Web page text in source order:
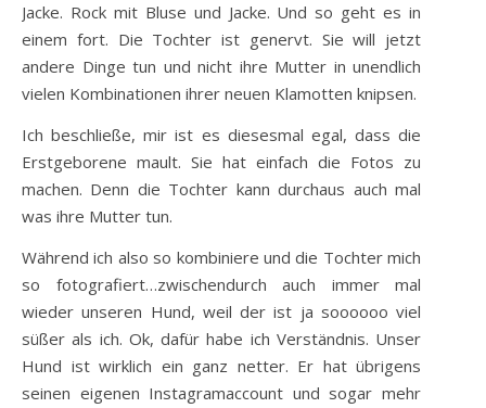
Jacke. Rock mit Bluse und Jacke. Und so geht es in
einem fort. Die Tochter ist genervt. Sie will jetzt
andere Dinge tun und nicht ihre Mutter in unendlich
vielen Kombinationen ihrer neuen Klamotten knipsen.
Ich beschließe, mir ist es diesesmal egal, dass die
Erstgeborene mault. Sie hat einfach die Fotos zu
machen. Denn die Tochter kann durchaus auch mal
was ihre Mutter tun.
Während ich also so kombiniere und die Tochter mich
so fotografiert…zwischendurch auch immer mal
wieder unseren Hund, weil der ist ja soooooo viel
süßer als ich. Ok, dafür habe ich Verständnis. Unser
Hund ist wirklich ein ganz netter. Er hat übrigens
seinen eigenen Instagramaccount und sogar mehr